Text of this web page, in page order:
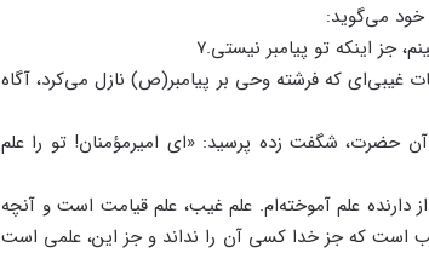
اینکه تو پیامبر نیستی.۷
غیبی‌ای که فرشته وحی بر پیامبر(ص) نازل می‌کرد، آگاه
حضرت، شگفت زده پرسید: «ای امیرمؤمنان! تو را علم
علم آموخته‌ام. علم غیب، علم قیامت است و آنچه
است که جز خدا کسی آن را نداند و جز این، علمی است